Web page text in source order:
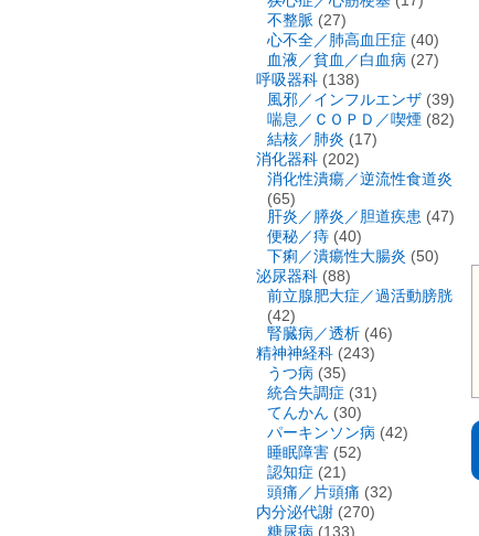
不整脈 (27)
心不全／肺高血圧症 (40)
血液／貧血／白血病 (27)
呼吸器科 (138)
風邪／インフルエンザ (39)
喘息／ＣＯＰＤ／喫煙 (82)
結核／肺炎 (17)
消化器科 (202)
消化性潰瘍／逆流性食道炎
(65)
肝炎／膵炎／胆道疾患 (47)
便秘／痔 (40)
下痢／潰瘍性大腸炎 (50)
泌尿器科 (88)
前立腺肥大症／過活動膀胱
(42)
腎臓病／透析 (46)
精神神経科 (243)
うつ病 (35)
統合失調症 (31)
てんかん (30)
パーキンソン病 (42)
睡眠障害 (52)
認知症 (21)
頭痛／片頭痛 (32)
内分泌代謝 (270)
糖尿病 (133)